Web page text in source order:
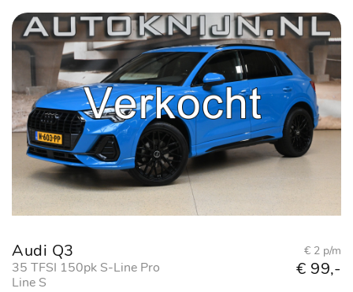
Audi Q3
35 TFSI 150pk S-Line Pro
Line S
€ 2 p/m
€ 99,-